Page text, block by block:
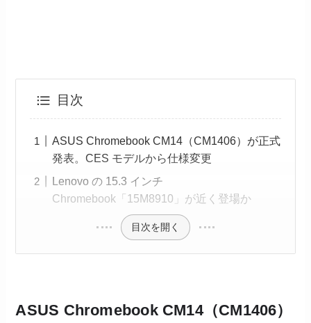
目次
ASUS Chromebook CM14（CM1406）が正式
発表。CES モデルから仕様変更
Lenovo の 15.3 インチ
Chromebook「15M8910」が近く登場か
目次を開く
ASUS Chromebook CM14（CM1406）